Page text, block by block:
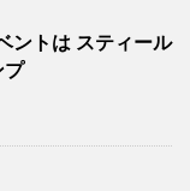
ントは スティール
プ